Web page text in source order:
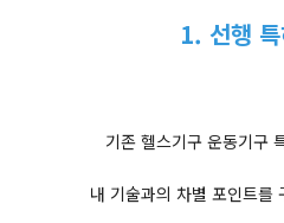
1. 선행
기존 헬스기구 운동기구
내 기술과의 차별 포인트를